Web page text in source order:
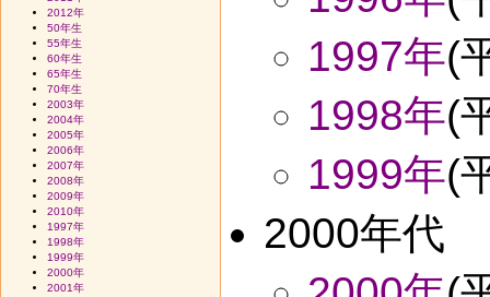
1997年(
1998年(
1999年(
2000年代
2012年
50年生
55年生
60年生
65年生
70年生
2003年
2004年
2005年
2006年
2007年
2008年
2009年
2010年
1997年
1998年
1999年
2000年
2001年